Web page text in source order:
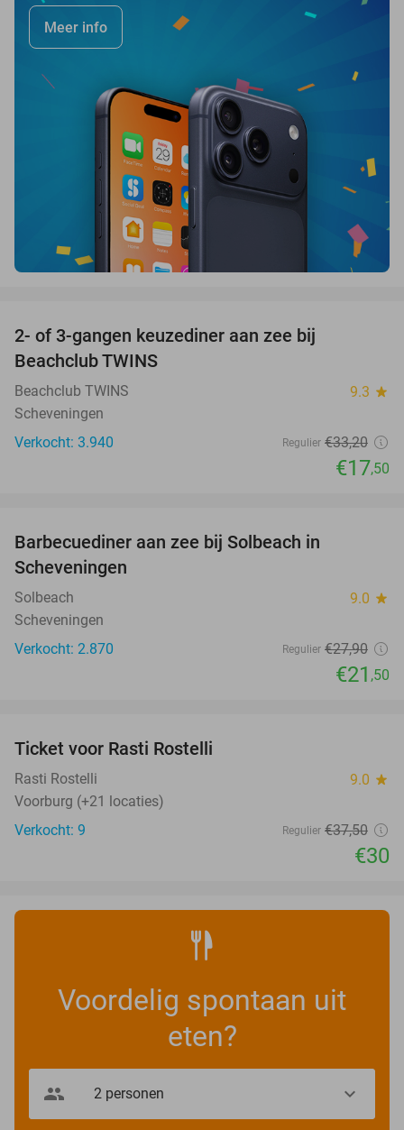
Meer info
2- of 3-gangen keuzediner aan zee bij
Beachclub TWINS
Beachclub TWINS 9.3 star
Scheveningen
Verkocht: 3.940
Regulier €33,20
€17,50
Barbecuediner aan zee bij Solbeach in
Scheveningen
Solbeach 9.0 star
Scheveningen
Verkocht: 2.870
Regulier €27,90
€21 ,50
TODAY
Ticket voor Rasti Rostelli
Rasti Rostelli 9.0 star
Voorburg (+21 locaties)
Verkocht: 9
Regulier €37,50
€30
Voordelig spontaan uit
eten?